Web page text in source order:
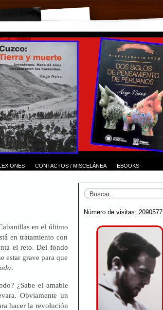
CONTACTOS / MISCELÁNEA EBOOKS
en el último
en tratamiento con
el reto. Del fondo
estar grave para que
.
¿Sabe el amable
Obviamente un
hacer la revolución
Número de visitas: 2090577